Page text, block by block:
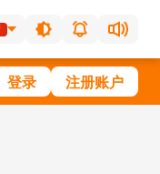
登录 注册账户